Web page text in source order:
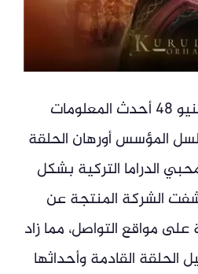
نقدم لكم عبر فلسطينيو 48 أحدث المعلومات
المؤسس أورهان الحلقة
محبي الدراما التركية بشكل
الشركة المنتجة عن
على مواقع التواصل، مما زاد
القادمة وأحداثها